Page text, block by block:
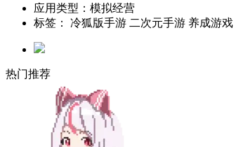
应用类型：模拟经营
标签： 冷狐版手游 二次元手游 养成游戏
热门推荐